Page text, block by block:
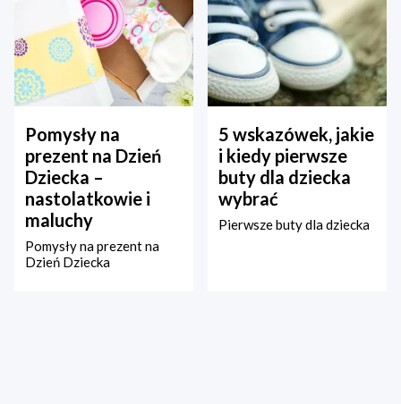
Pomysły na
prezent na Dzień
Dziecka –
nastolatkowie i
maluchy
Pomysły na prezent na
Dzień Dziecka
5 wskazówek, jakie
i kiedy pierwsze
buty dla dziecka
wybrać
Pierwsze buty dla dziecka